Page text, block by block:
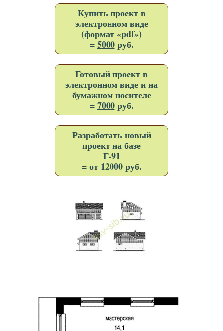
Купить проект в
электронном виде
(формат «pdf»)
=5000руб.
Готовый проект в
электронном виде и на
бумажном носителе
=7000руб.
Разработать новый
проект на базе
Г-91
= от 12000 руб.